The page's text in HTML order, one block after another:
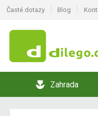
Časté dotazy Blog
Zahrada